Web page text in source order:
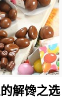
解馋之选